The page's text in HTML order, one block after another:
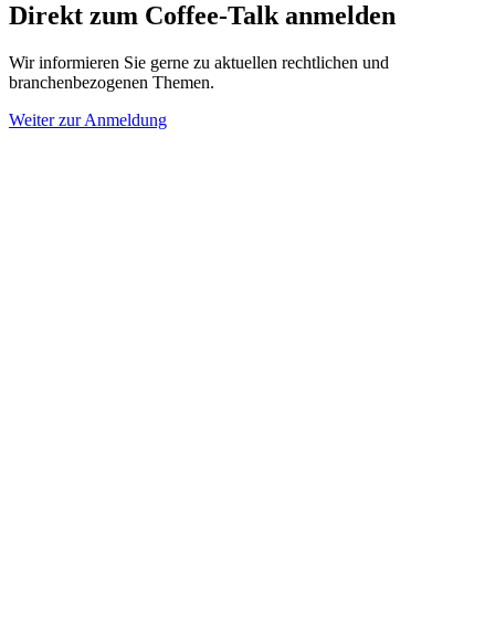
Direkt zum Coffee-Talk anmelden
Wir informieren Sie gerne zu aktuellen rechtlichen und
branchenbezogenen Themen.
Weiter zur Anmeldung